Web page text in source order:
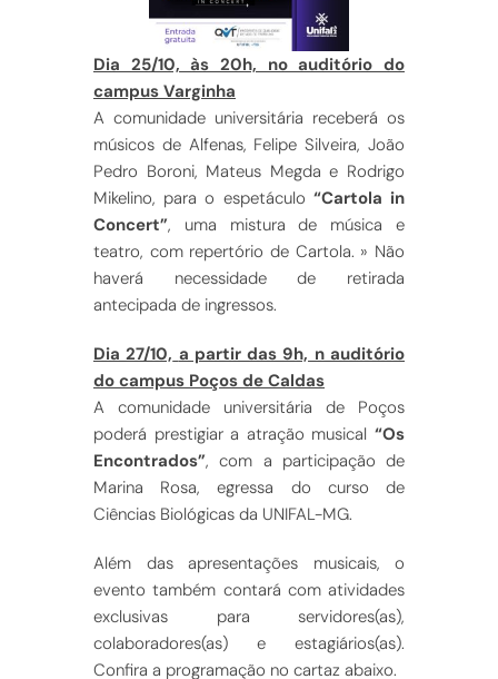
Dia 25/10, às 20h, no auditório do
campus Varginha
A comunidade universitária receberá os
músicos de Alfenas, Felipe Silveira, João
Pedro Boroni, Mateus Megda e Rodrigo
Mikelino, para o espetáculo “Cartola in
Concert”, uma mistura de música e
teatro, com repertório de Cartola. » Não
haverá necessidade de retirada
antecipada de ingressos.
Dia 27/10, a partir das 9h, n auditório
do campus Poços de Caldas
A comunidade universitária de Poços
poderá prestigiar a atração musical “Os
Encontrados”, com a participação de
Marina Rosa, egressa do curso de
Ciências Biológicas da UNIFAL-MG.
Além das apresentações musicais, o
evento também contará com atividades
exclusivas para servidores(as),
colaboradores(as) e estagiários(as).
Confira a programação no cartaz abaixo.